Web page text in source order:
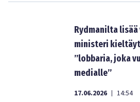
Rydmanilta
ministeri
”lobbaria, joka
medialle”
17.06.2026 | 14:54